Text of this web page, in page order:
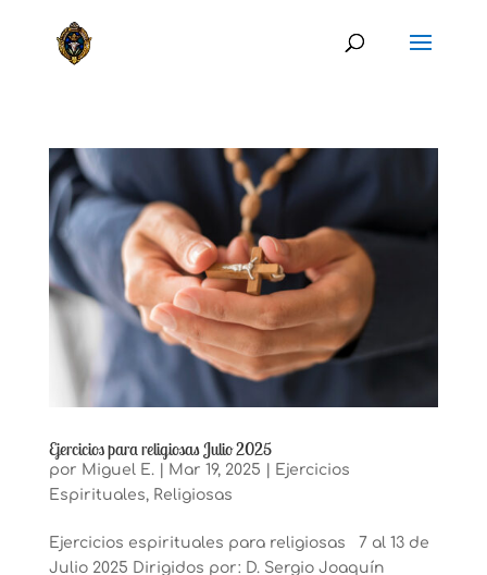
Ejercicios para religiosas Julio 2025
por Miguel E.| Mar 19, 2025
Ejercicios
Espirituales, Religiosas
Ejercicios espirituales para religiosas 7 al 13 de
Julio 2025 Dirigidos por: D. Sergio Joaquín